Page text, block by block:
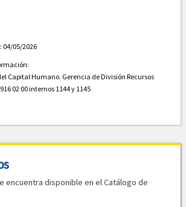
05/2026
Capital Humano. Gerencia de División Recursos
02 00 internos 1144 y 1145
encuentra disponible en el Catálogo de